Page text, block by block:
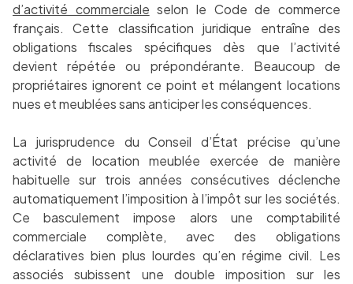
d’activité commerciale selon le Code de commerce
français. Cette classification juridique entraîne des
obligations fiscales spécifiques dès que l’activité
devient répétée ou prépondérante. Beaucoup de
propriétaires ignorent ce point et mélangent locations
nues et meublées sans anticiper les conséquences.
La jurisprudence du Conseil d’État précise qu’une
activité de location meublée exercée de manière
habituelle sur trois années consécutives déclenche
automatiquement l’imposition à l’impôt sur les sociétés.
Ce basculement impose alors une comptabilité
commerciale complète, avec des obligations
déclaratives bien plus lourdes qu’en régime civil. Les
associés subissent une double imposition sur les